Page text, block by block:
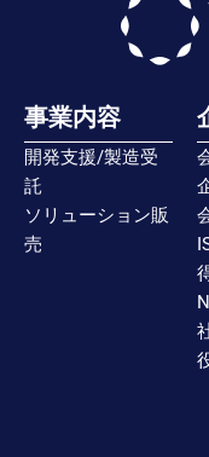
事業内容
開発支援/製造受
託
ソリューション販
売